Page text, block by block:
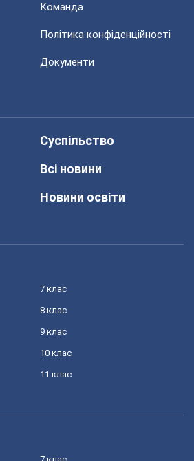
Команда
Політика конфіденційності
Документи
Суспільство
Всі новини
Новини освіти
7 клас
8 клас
9 клас
10 клас
11 клас